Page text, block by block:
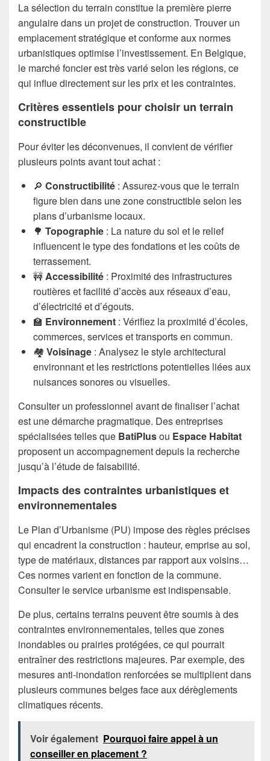
La sélection du terrain constitue la première pierre
angulaire dans un projet de construction. Trouver un
emplacement stratégique et conforme aux normes
urbanistiques optimise l’investissement. En Belgique,
le marché foncier est très varié selon les régions, ce
qui influe directement sur les prix et les contraintes.
Critères essentiels pour choisir un terrain
constructible
Pour éviter les déconvenues, il convient de vérifier
plusieurs points avant tout achat :
🔎 Constructibilité : Assurez-vous que le terrain
figure bien dans une zone constructible selon les
plans d’urbanisme locaux.
🌳 Topographie : La nature du sol et le relief
influencent le type des fondations et les coûts de
terrassement.
🚧Accessibilité : Proximité des infrastructures
routières et facilité d’accès aux réseaux d’eau,
d’électricité et d’égouts.
🏫 Environnement : Vérifiez la proximité d’écoles,
commerces, services et transports en commun.
🏘️ Voisinage : Analysez le style architectural
environnant et les restrictions potentielles liées aux
nuisances sonores ou visuelles.
Consulter un professionnel avant de finaliser l’achat
est une démarche pragmatique. Des entreprises
spécialisées telles que BatiPlusou Espace Habitat
proposent un accompagnement depuis la recherche
jusqu’à l’étude de faisabilité.
Impacts des contraintes urbanistiques et
environnementales
Le Plan d’Urbanisme (PU) impose des règles précises
qui encadrent la construction : hauteur, emprise au sol,
type de matériaux, distances par rapport aux voisins…
Ces normes varient en fonction de la commune.
Consulter le service urbanisme est indispensable.
De plus, certains terrains peuvent être soumis à des
contraintes environnementales, telles que zones
inondables ou prairies protégées, ce qui pourrait
entraîner des restrictions majeures. Par exemple, des
mesures anti-inondation renforcées se multiplient dans
plusieurs communes belges face aux dérèglements
climatiques récents.
Voir également Pourquoi faire appel à un
conseiller en placement ?